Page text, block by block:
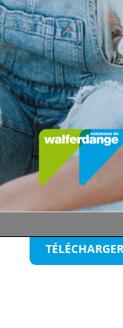
TÉLÉCHARGER